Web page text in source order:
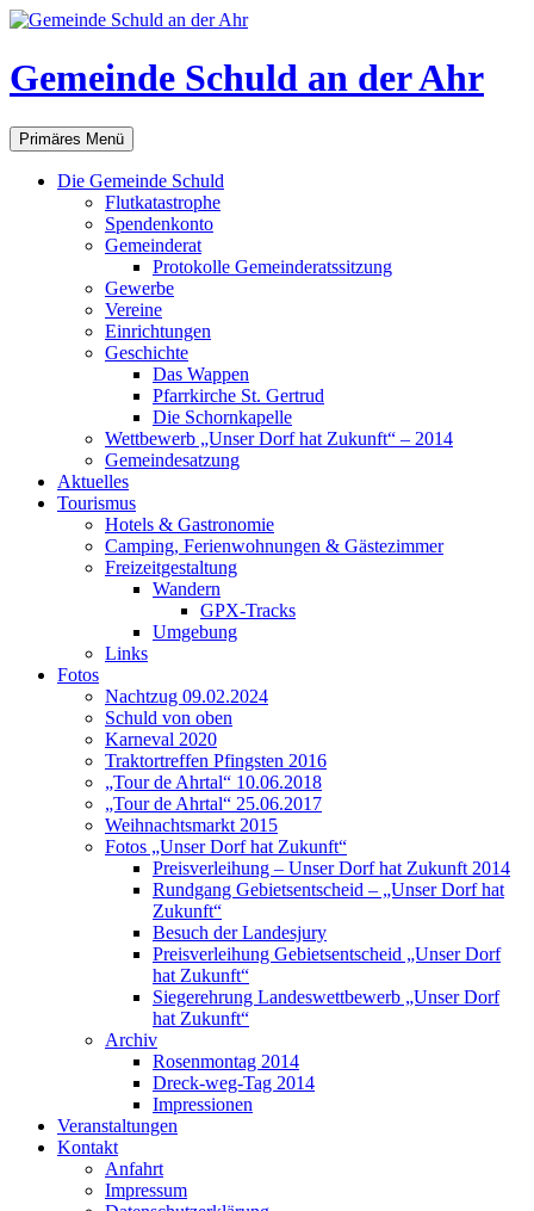
Gemeinde Schuld an der Ahr
Suchen
Primäres Menü Zum
Inhalt
springen
Die Gemeinde Schuld
Flutkatastrophe
Spendenkonto
Gemeinderat
Protokolle Gemeinderatssitzung
Gewerbe
Vereine
Einrichtungen
Geschichte
Das Wappen
Pfarrkirche St. Gertrud
Die Schornkapelle
Wettbewerb „Unser Dorf hat Zukunft“ – 2014
Gemeindesatzung
Aktuelles
Tourismus
Hotels & Gastronomie
Camping, Ferienwohnungen & Gästezimmer
Freizeitgestaltung
Wandern
GPX-Tracks
Umgebung
Links
Fotos
Nachtzug 09.02.2024
Schuld von oben
Karneval 2020
Traktortreffen Pfingsten 2016
„Tour de Ahrtal“ 10.06.2018
„Tour de Ahrtal“ 25.06.2017
Weihnachtsmarkt 2015
Fotos „Unser Dorf hat Zukunft“
Preisverleihung – Unser Dorf hat Zukunft 2014
Rundgang Gebietsentscheid – „Unser Dorf hat
Zukunft“
Besuch der Landesjury
Preisverleihung Gebietsentscheid „Unser Dorf
hat Zukunft“
Siegerehrung Landeswettbewerb „Unser Dorf
hat Zukunft“
Archiv
Rosenmontag 2014
Dreck-weg-Tag 2014
Impressionen
Veranstaltungen
Kontakt
Anfahrt
Impressum